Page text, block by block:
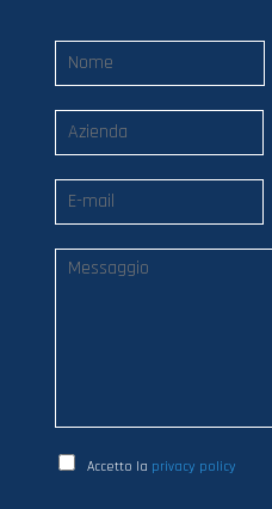
Accetto la privacy policy